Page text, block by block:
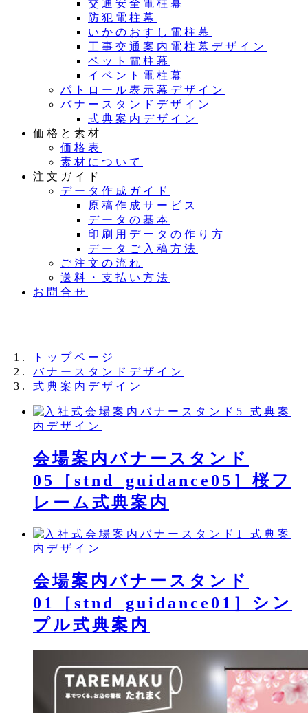
交通安全電柱幕
防犯電柱幕
いかのおすし電柱幕
工事交通案内電柱幕デザイン
ペット電柱幕
イベント電柱幕
パトロール表示幕デザイン
バナースタンドデザイン
式典案内デザイン
価格と素材
価格表
素材について
注文ガイド
データ作成ガイド
原稿作成サービス
データの基本
印刷用データの作り方
データご入稿方法
ご注文の流れ
送料・支払い方法
お問合せ
トップページ
バナースタンドデザイン
式典案内デザイン
式典案
内デザイン
会場案内バナースタンド
05［stnd_guidance05］桜フ
レーム式典案内
式典案
内デザイン
会場案内バナースタンド
01［stnd_guidance01］シン
プル式典案内